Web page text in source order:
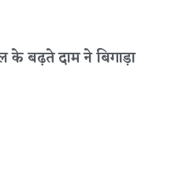
बढ़ते दाम ने बिगाड़ा